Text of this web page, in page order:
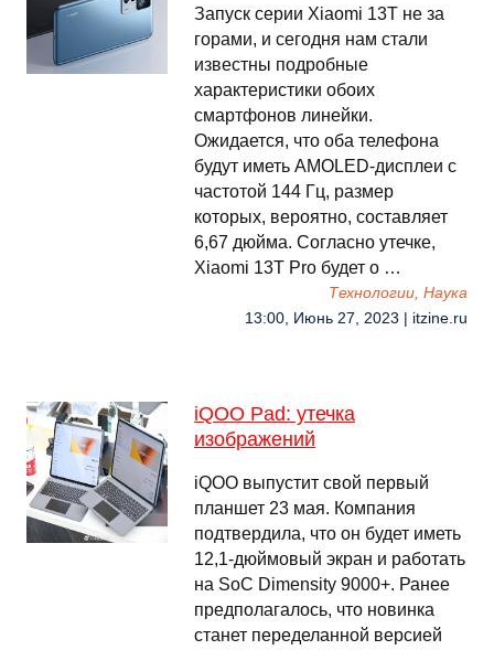
Запуск серии Xiaomi 13T не за
горами, и сегодня нам стали
известны подробные
характеристики обоих
смартфонов линейки.
Ожидается, что оба телефона
будут иметь AMOLED-дисплеи с
частотой 144 Гц, размер
которых, вероятно, составляет
6,67 дюйма. Согласно утечке,
Xiaomi 13T Pro будет о …
Технологии, Наука
13:00, Июнь 27, 2023 | itzine.ru
iQOO Pad: утечка
изображений
iQOO выпустит свой первый
планшет 23 мая. Компания
подтвердила, что он будет иметь
12,1-дюймовый экран и работать
на SoC Dimensity 9000+. Ранее
предполагалось, что новинка
станет переделанной версией